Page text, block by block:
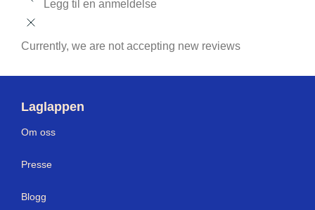
Legg til en anmeldelse
Currently, we are not accepting new reviews
Laglappen
Om oss
Presse
Blogg